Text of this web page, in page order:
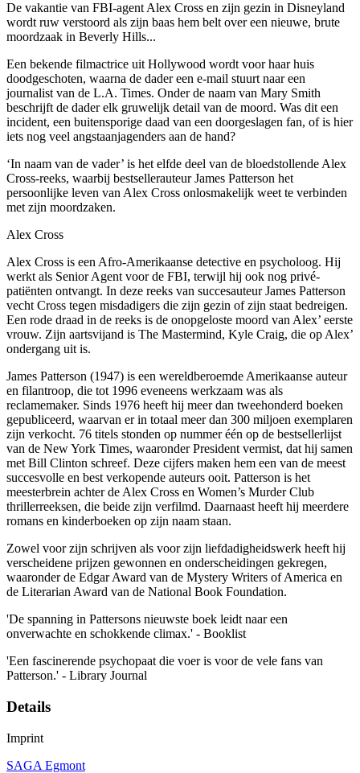
De vakantie van FBI-agent Alex Cross en zijn gezin in Disneyland
wordt ruw verstoord als zijn baas hem belt over een nieuwe, brute
moordzaak in Beverly Hills...
Een bekende filmactrice uit Hollywood wordt voor haar huis
doodgeschoten, waarna de dader een e-mail stuurt naar een
journalist van de L.A. Times. Onder de naam van Mary Smith
beschrijft de dader elk gruwelijk detail van de moord. Was dit een
incident, een buitensporige daad van een doorgeslagen fan, of is hier
iets nog veel angstaanjagenders aan de hand?
‘In naam van de vader’ is het elfde deel van de bloedstollende Alex
Cross-reeks, waarbij bestsellerauteur James Patterson het
persoonlijke leven van Alex Cross onlosmakelijk weet te verbinden
met zijn moordzaken.
Alex Cross
Alex Cross is een Afro-Amerikaanse detective en psycholoog. Hij
werkt als Senior Agent voor de FBI, terwijl hij ook nog privé-
patiënten ontvangt. In deze reeks van succesauteur James Patterson
vecht Cross tegen misdadigers die zijn gezin of zijn staat bedreigen.
Een rode draad in de reeks is de onopgeloste moord van Alex’ eerste
vrouw. Zijn aartsvijand is The Mastermind, Kyle Craig, die op Alex’
ondergang uit is.
James Patterson (1947) is een wereldberoemde Amerikaanse auteur
en filantroop, die tot 1996 eveneens werkzaam was als
reclamemaker. Sinds 1976 heeft hij meer dan tweehonderd boeken
gepubliceerd, waarvan er in totaal meer dan 300 miljoen exemplaren
zijn verkocht. 76 titels stonden op nummer één op de bestsellerlijst
van de New York Times, waaronder President vermist, dat hij samen
met Bill Clinton schreef. Deze cijfers maken hem een van de meest
succesvolle en best verkopende auteurs ooit. Patterson is het
meesterbrein achter de Alex Cross en Women’s Murder Club
thrillerreeksen, die beide zijn verfilmd. Daarnaast heeft hij meerdere
romans en kinderboeken op zijn naam staan.
Zowel voor zijn schrijven als voor zijn liefdadigheidswerk heeft hij
verscheidene prijzen gewonnen en onderscheidingen gekregen,
waaronder de Edgar Award van de Mystery Writers of America en
de Literarian Award van de National Book Foundation.
'De spanning in Pattersons nieuwste boek leidt naar een
onverwachte en schokkende climax.' - Booklist
'Een fascinerende psychopaat die voer is voor de vele fans van
Patterson.' - Library Journal
Details
Imprint
SAGA Egmont